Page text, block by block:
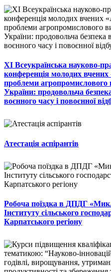
ХІ Всеукраїнська науково-
конференція молодих вчених
проблеми агропромислового
України: продовольча
воєнного часу і повоєнної
Атестація аспірантів
Робоча поїздка в ДПДГ
Інституту сільського
Карпатського регіону